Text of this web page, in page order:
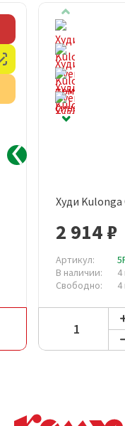
Честный знак
Худи
2 914 ₽
Артикул:
В наличии:
Свободно: